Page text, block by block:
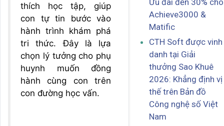
thích học tập, giúp
con tự tin bước vào
hành trình khám phá
tri thức. Đây là lựa
chọn lý tưởng cho phụ
huynh muốn đồng
hành cùng con trên
con đường học vấn.
Ưu đãi đến 30% cho
Achieve3000 &
Matific
CTH Soft được vinh
danh tại Giải
thưởng Sao Khuê
2026: Khẳng định vị
thế trên Bản đồ
Công nghệ số Việt
Nam